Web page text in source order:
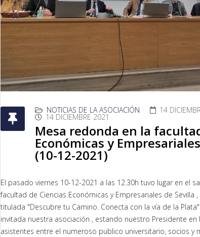
NOTICIAS DE LA ASOCIACIÓN 14
14 DICIEMBRE 2021
Mesa redonda en la
Económicas y
(10-12-2021)
El pasado viernes 10-12-2021 a las 12.30h tuvo lugar en el
facultad de Ciencias Económicas y Empresariales de Sevilla
titulada "Descubre tu Camino. Conecta con la vía de la
invitada nuestra asociación , estando nuestro Presidente en
asistentes entre el numeroso publico universitario, socios y